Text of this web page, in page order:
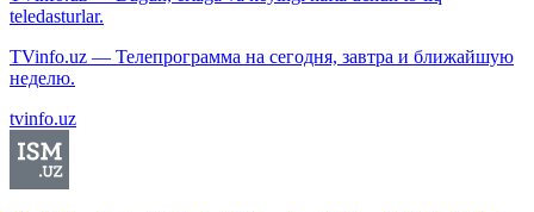
teledasturlar.
TVinfo.uz — Телепрограмма на сегодня, завтра и ближайшую
неделю.
tvinfo.uz